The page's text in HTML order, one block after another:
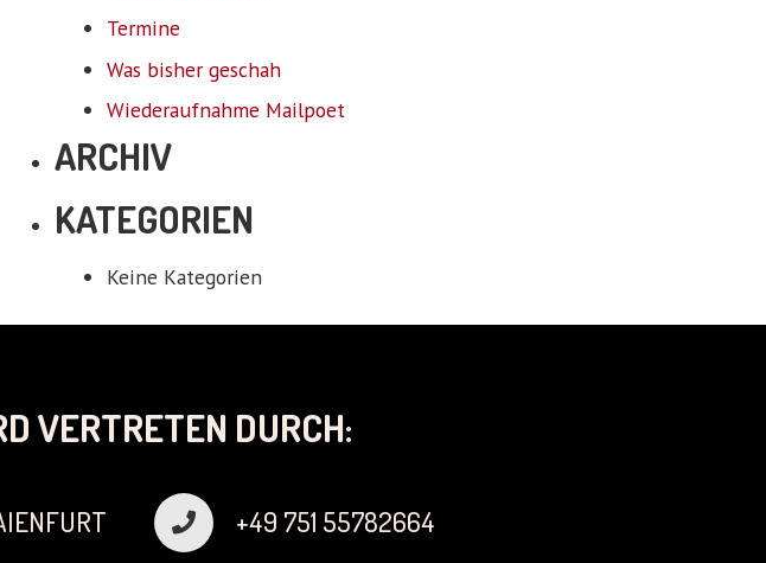
Termine
Was bisher geschah
Wiederaufnahme Mailpoet
ARCHIV
KATEGORIEN
Keine Kategorien
VERTRETEN DURCH:
+49 751 55782664